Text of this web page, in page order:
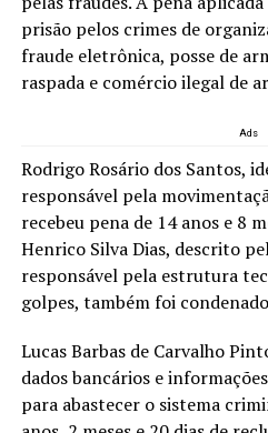
prisão pelos crimes de
fraude eletrônica, posse de
raspada e comércio ilegal de
Ads
Rodrigo Rosário dos Santos,
responsável pela
recebeu pena de 14 anos e 8
Henrico Silva Dias, descrito
responsável pela estrutura
golpes, também foi
Lucas Barbas de Carvalho
dados bancários e
para abastecer o sistema